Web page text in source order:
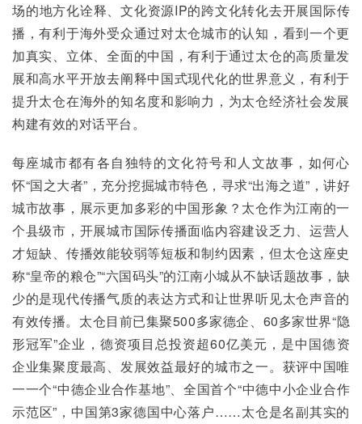
场的地方化诠释、文化资源IP的跨文化转化去开展国际传
播，有利于海外受众通过对太仓城市的认知，看到一个更
加真实、立体、全面的中国，有利于通过太仓的高质量发
展和高水平开放去阐释中国式现代化的世界意义，有利于
提升太仓在海外的知名度和影响力，为太仓经济社会发展
构建有效的对话平台。
每座城市都有各自独特的文化符号和人文故事，如何心
怀“国之大者”，充分挖掘城市特色，寻求“出海之道”，讲好
城市故事，展示更加多彩的中国形象？太仓作为江南的一
个县级市，开展城市国际传播面临内容建设乏力、运营人
才短缺、传播效能较弱等短板和制约因素，但太仓这座史
称“皇帝的粮仓”“六国码头”的江南小城从不缺话题故事，缺
少的是现代传播气质的表达方式和让世界听见太仓声音的
有效传播。太仓目前已集聚500多家德企、60多家世界“隐
形冠军”企业，德资项目总投资超60亿美元，是中国德资
企业集聚度最高、发展效益最好的城市之一。获评中国唯
一一个“中德企业合作基地”、全国首个“中德中小企业合作
示范区”，中国第3家德国中心落户……太仓是名副其实的